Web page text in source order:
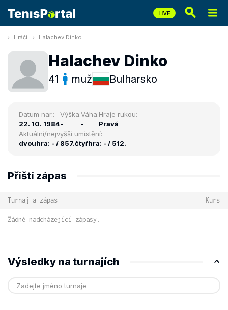
Hráči Halachev Dinko
Halachev Dinko
41 muž Bulharsko
Datum nar.:
22. 10. 1984
Výška:
-
Váha:
-
Hraje rukou:
Pravá
Aktuální/nejvyšší umístění:
dvouhra: - / 857.čtyřhra: - / 512.
Příští zápas
Turnaj a zápas Kurs
Žádné nadcházející zápasy.
Výsledky na turnajích